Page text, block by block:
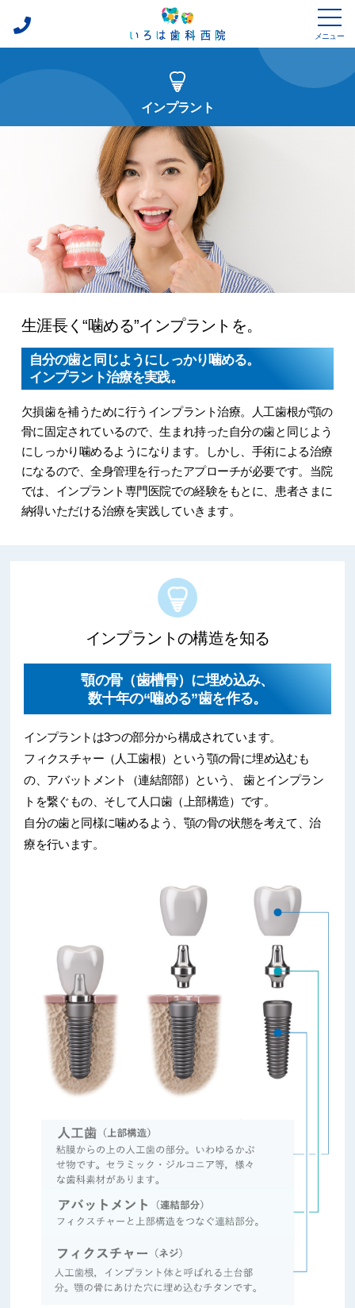
075-
600-
診療方針
アクセス
採用情報
メニュー
インプラント
生涯長く“噛める”インプラントを。
自分の歯と同じようにしっかり噛める。
インプラント治療を実践。
欠損歯を補うために行うインプラント治療。人工歯根が顎の
骨に固定されているので、生まれ持った自分の歯と同じよう
にしっかり噛めるようになります。しかし、手術による治療
になるので、全身管理を行ったアプローチが必要です。当院
では、インプラント専門医院での経験をもとに、患者さまに
納得いただける治療を実践していきます。
インプラントの構造を知る
顎の骨（歯槽骨）に埋め込み、
数十年の“噛める”歯を作る。
インプラントは3つの部分から構成されています。
フィクスチャー（人工歯根）という顎の骨に埋め込むも
の、アバットメント（連結部部）という、
歯とインプラン
トを繋ぐもの、そして人口歯（上部構造）です。
自分の歯と同様に噛めるよう、顎の骨の状態を考えて、治
療を行います。